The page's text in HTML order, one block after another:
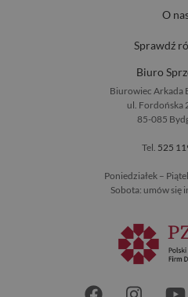
O
Sprawdź
Biuro
Biurowiec Arkada
ul. Fordońska
85-085
Tel. 525
Poniedziałek –
Sobota: umów się